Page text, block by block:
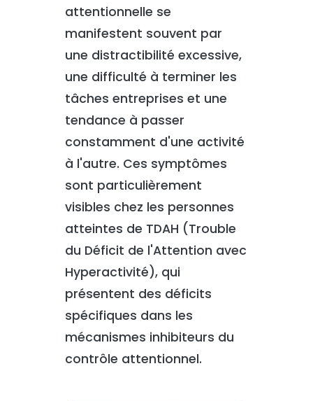
attentionnelle se
manifestent souvent par
une distractibilité excessive,
une difficulté à terminer les
tâches entreprises et une
tendance à passer
constamment d'une activité
à l'autre. Ces symptômes
sont particulièrement
visibles chez les personnes
atteintes de TDAH (Trouble
du Déficit de l'Attention avec
Hyperactivité), qui
présentent des déficits
spécifiques dans les
mécanismes inhibiteurs du
contrôle attentionnel.